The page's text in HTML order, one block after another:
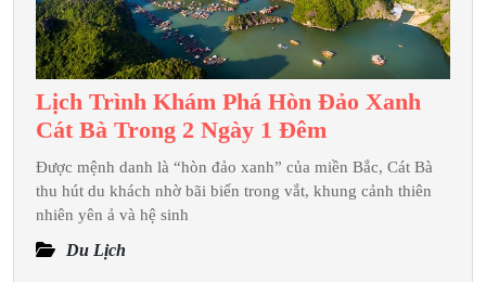
Lịch Trình Khám Phá Hòn Đảo Xanh
Cát Bà Trong 2 Ngày 1 Đêm
Trình
Khám
Được mệnh danh là “hòn đảo xanh” của miền Bắc, Cát Bà
thu hút du khách nhờ bãi biển trong vắt, khung cảnh thiên
nhiên yên ả và hệ sinh
Du Lịch